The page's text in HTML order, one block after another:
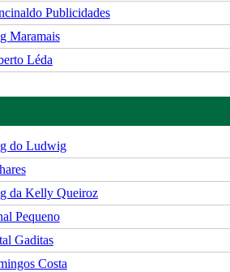
Publicidades
Maramais
Léda
do Ludwig
da Kelly Queiroz
Pequeno
Gaditas
Costa